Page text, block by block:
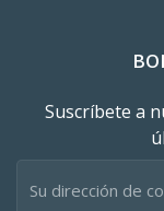
Suscríbete a